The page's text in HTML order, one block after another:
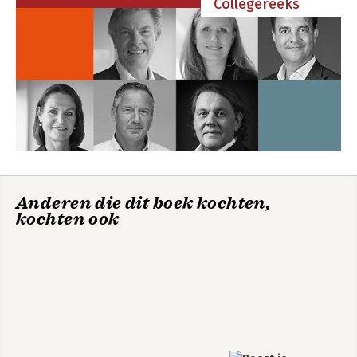
10. Maar het gaat toch niet stuk (Onderhoud)
11. Bij ons moet u zijn (Communicatie)
12 En dan begint het pas
Literatuurlijst
Register
Collegereeks
Anderen die dit boek kochten,
kochten ook